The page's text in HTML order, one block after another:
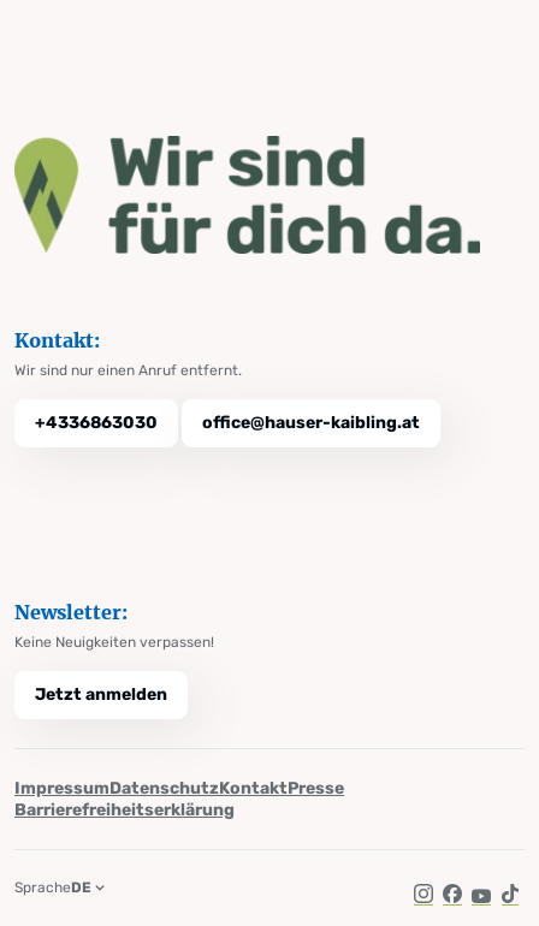
Kontakt:
Wir sind nur einen Anruf entfernt.
+4336863030 office@hauser-kaibling.at
Newsletter:
Keine Neuigkeiten verpassen!
Jetzt anmelden
ImpressumDatenschutzKontaktPresse
Barrierefreiheitserklärung
Instagram
Facebook
SpracheDE